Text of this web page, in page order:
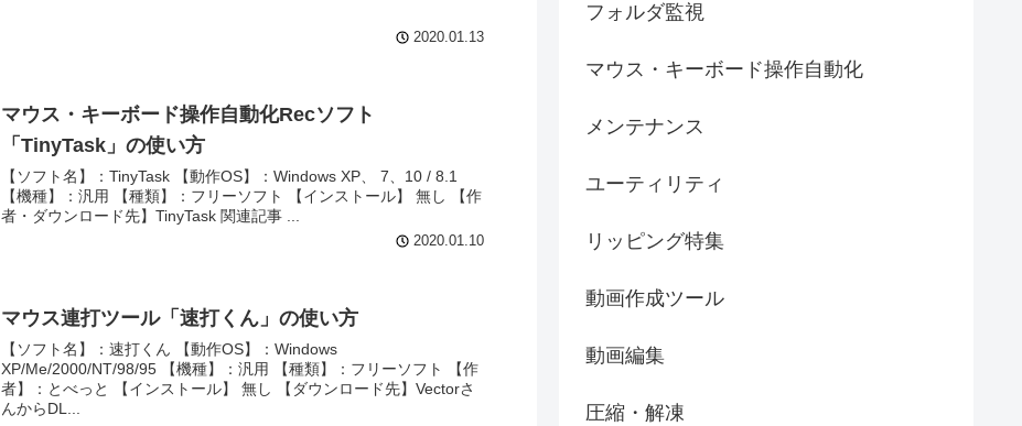
2020.01.13
マウス・キーボード操作自動化Recソフト
「TinyTask」の使い方
【ソフト名】：TinyTask 【動作OS】：Windows XP、 7、10 / 8.1
【機種】：汎用 【種類】：フリーソフト 【インストール】 無し 【作
者・ダウンロード先】TinyTask 関連記事 ...
2020.01.10
マウス連打ツール「速打くん」の使い方
【ソフト名】：速打くん 【動作OS】：Windows
XP/Me/2000/NT/98/95 【機種】：汎用 【種類】：フリーソフト 【作
者】：とべっと 【インストール】 無し 【ダウンロード先】Vectorさ
んからDL...
フォルダ監視
マウス・キーボード操作自動化
メンテナンス
ユーティリティ
リッピング特集
動画作成ツール
動画編集
圧縮・解凍